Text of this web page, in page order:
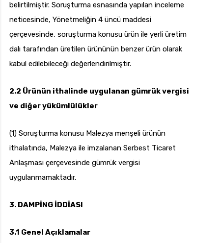
belirtilmiştir. Soruşturma esnasında yapılan inceleme
neticesinde, Yönetmeliğin 4 üncü maddesi
çerçevesinde, soruşturma konusu ürün ile yerli üretim
dalı tarafından üretilen ürününün benzer ürün olarak
kabul edilebileceği değerlendirilmiştir.
2.2 Ürünün ithalinde uygulanan gümrük vergisi
ve diğer yükümlülükler
(1) Soruşturma konusu Malezya menşeli ürünün
ithalatında, Malezya ile imzalanan Serbest Ticaret
Anlaşması çerçevesinde gümrük vergisi
uygulanmamaktadır.
3. DAMPİNG İDDİASI
3.1 Genel Açıklamalar